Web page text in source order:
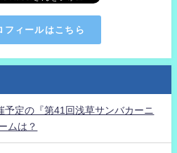
フィールはこちら
予定の『第41回浅草サンバカーニ
ムは？